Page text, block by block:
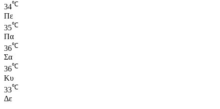
34℃
Πε
35℃
Πα
36℃
Σα
36℃
Κυ
33℃
Δε